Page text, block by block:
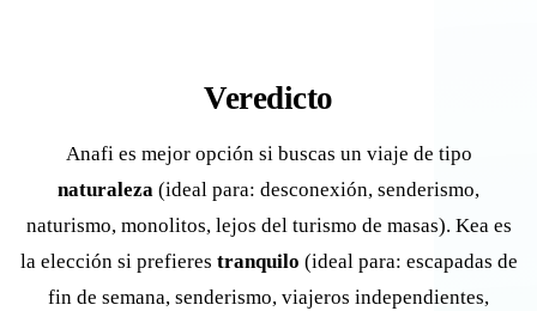
Veredicto
Anafi es mejor opción si buscas un viaje de tipo
naturaleza (ideal para: desconexión, senderismo,
naturismo, monolitos, lejos del turismo de masas). Kea es
la elección si prefieres tranquilo (ideal para: escapadas de
fin de semana, senderismo, viajeros independientes,